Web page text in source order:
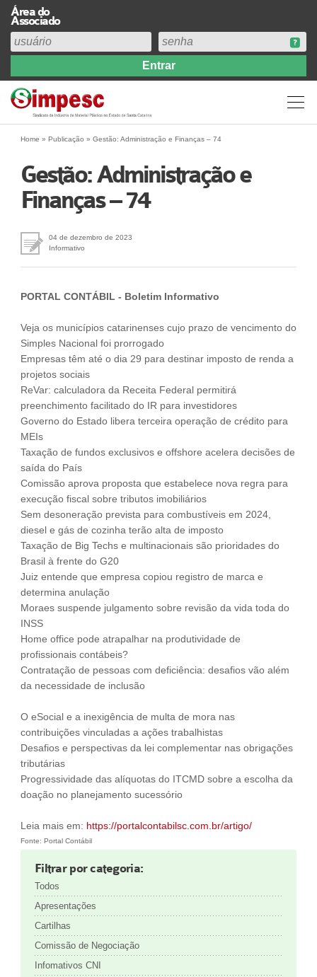
Área do
Associado
Institucional
Perfil
Diretoria
Abrangência
Contribuição Sindical 2026
Prestação de Contas
Central de Comunicação
Fale Conosco
NOSSAS ASSOCIADAS
SEJA UM ASSOCIADO
Home » Publicação » Gestão: Administração e Finanças – 74
Gestão: Administração e
Finanças – 74
04 de dezembro de 2023
Informativo
PORTAL CONTÁBIL - Boletim Informativo
Veja os municípios catarinenses cujo prazo de vencimento do
Simples Nacional foi prorrogado
Empresas têm até o dia 29 para destinar imposto de renda a
projetos sociais
ReVar: calculadora da Receita Federal permitirá
preenchimento facilitado do IR para investidores
Governo do Estado libera terceira operação de crédito para
MEIs
Taxação de fundos exclusivos e offshore acelera decisões de
saída do País
Comissão aprova proposta que estabelece nova regra para
execução fiscal sobre tributos imobiliários
Sem desoneração prevista para combustíveis em 2024,
diesel e gás de cozinha terão alta de imposto
Taxação de Big Techs e multinacionais são prioridades do
Brasil à frente do G20
Juiz entende que empresa copiou registro de marca e
determina anulação
Moraes suspende julgamento sobre revisão da vida toda do
INSS
Home office pode atrapalhar na produtividade de
profissionais contábeis?
Contratação de pessoas com deficiência: desafios vão além
da necessidade de inclusão
O eSocial e a inexigência de multa de mora nas
contribuições vinculadas a ações trabalhistas
Desafios e perspectivas da lei complementar nas obrigações
tributárias
Progressividade das alíquotas do ITCMD sobre a escolha da
doação no planejamento sucessório
Leia mais em: https://portalcontabilsc.com.br/artigo/
Fonte: Portal Contábil
Filtrar por categoria:
Todos
Apresentações
Cartilhas
Comissão de Negociação
Infomativos CNI